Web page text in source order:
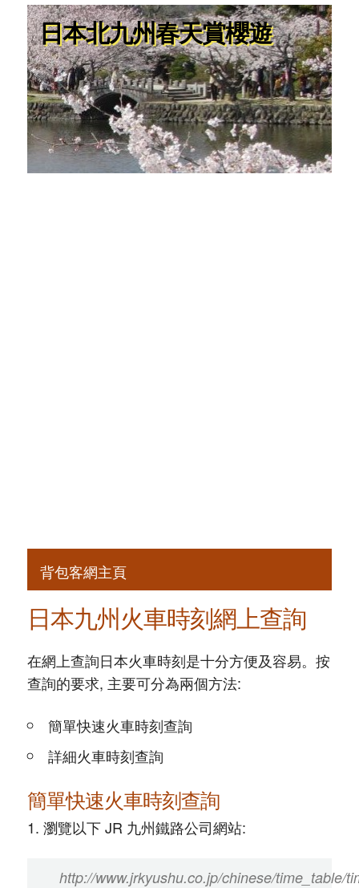
日本北九州春天賞櫻遊
背包客網主頁
日本九州火車時刻網上查詢
在網上查詢日本火車時刻是十分方便及容易。按
查詢的要求, 主要可分為兩個方法:
簡單快速火車時刻查詢
詳細火車時刻查詢
簡單快速火車時刻查詢
1. 瀏覽以下 JR 九州鐵路公司網站:
http://www.jrkyushu.co.jp/chinese/time_table/